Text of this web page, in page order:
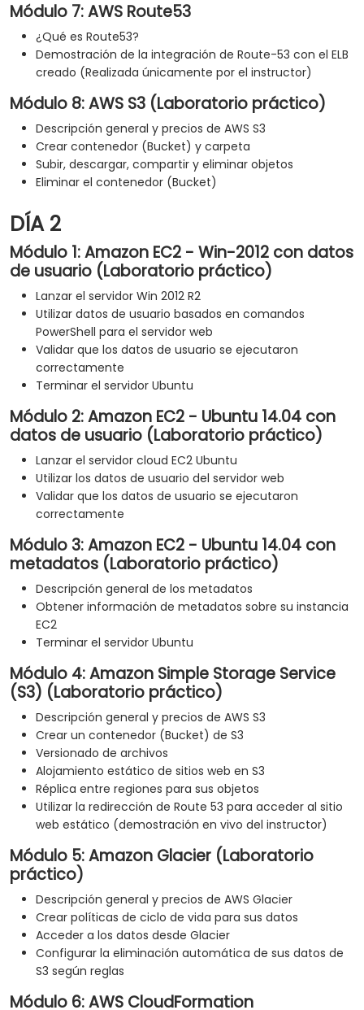
Módulo 7: AWS Route53
¿Qué es Route53?
Demostración de la integración de Route-53 con el ELB
creado (Realizada únicamente por el instructor)
Módulo 8: AWS S3 (Laboratorio práctico)
Descripción general y precios de AWS S3
Crear contenedor (Bucket) y carpeta
Subir, descargar, compartir y eliminar objetos
Eliminar el contenedor (Bucket)
DÍA 2
Módulo 1: Amazon EC2 - Win-2012 con datos
de usuario (Laboratorio práctico)
Lanzar el servidor Win 2012 R2
Utilizar datos de usuario basados en comandos
PowerShell para el servidor web
Validar que los datos de usuario se ejecutaron
correctamente
Terminar el servidor Ubuntu
Módulo 2: Amazon EC2 - Ubuntu 14.04 con
datos de usuario (Laboratorio práctico)
Lanzar el servidor cloud EC2 Ubuntu
Utilizar los datos de usuario del servidor web
Validar que los datos de usuario se ejecutaron
correctamente
Módulo 3: Amazon EC2 - Ubuntu 14.04 con
metadatos (Laboratorio práctico)
Descripción general de los metadatos
Obtener información de metadatos sobre su instancia
EC2
Terminar el servidor Ubuntu
Módulo 4: Amazon Simple Storage Service
(S3) (Laboratorio práctico)
Descripción general y precios de AWS S3
Crear un contenedor (Bucket) de S3
Versionado de archivos
Alojamiento estático de sitios web en S3
Réplica entre regiones para sus objetos
Utilizar la redirección de Route 53 para acceder al sitio
web estático (demostración en vivo del instructor)
Módulo 5: Amazon Glacier (Laboratorio
práctico)
Descripción general y precios de AWS Glacier
Crear políticas de ciclo de vida para sus datos
Acceder a los datos desde Glacier
Configurar la eliminación automática de sus datos de
S3 según reglas
Módulo 6: AWS CloudFormation